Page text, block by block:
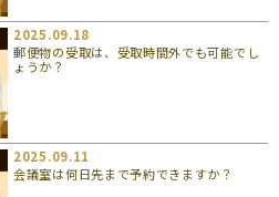
2025.09.18
郵便物の受取は、受取時間外でも可能でし
ょうか？
2025.09.11
会議室は何日先まで予約できますか？